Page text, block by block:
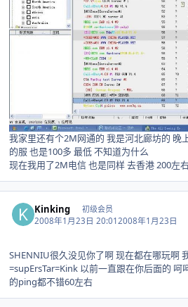
我家里还有个2M网通的 我是河北廊坊的 晚
的服 也是100多 最低 不知道为什么
现在我用了2M电信 也是同样 去香港 200左
Kinking 初级会员
2008年1月23日 20:012008年1月23日
SHENNIU很久没见你了啊 现在都在哪玩啊
=supErsTar=Kink 以前一直跟在你后面的 呵
的ping都不错60左右